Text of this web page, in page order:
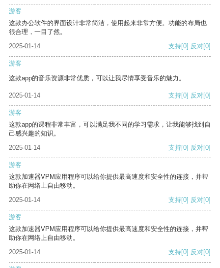
游客
这款办公软件的界面设计非常简洁，使用起来非常方便。功能的布局也
很合理，一目了然。
2025-01-14
支持[0] 反对[0]
游客
这款app的音乐资源非常优质，可以让我尽情享受音乐的魅力。
2025-01-14 支持[0] 反对[0]
游客
这款app的课程非常丰富，可以满足我不同的学习需求，让我能够找到自
己感兴趣的知识。
2025-01-14
支持[0] 反对[0]
游客
这款加速器VPM应用程序可以给你提供最高速度和安全性的连接，并帮
助你在网络上自由移动。
2025-01-14
支持[0] 反对[0]
游客
这款加速器VPM应用程序可以给你提供最高速度和安全性的连接，并帮
助你在网络上自由移动。
2025-01-14
支持[0] 反对[0]